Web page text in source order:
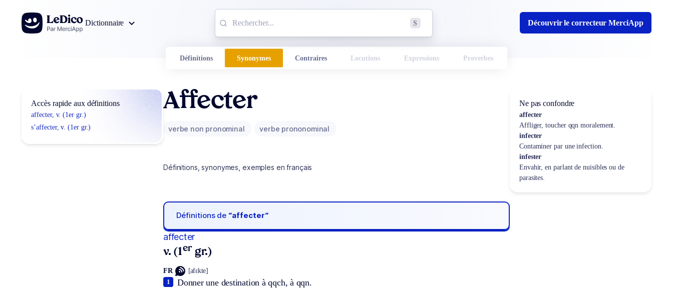
Aller au contenu
Dictionnaire
S Découvrir le correcteur MerciApp
Définitions Synonymes Contraires Locutions Expressions Proverbes
Accès rapide aux définitions
affecter, v. (1er gr.)
s’affecter, v. (1er gr.)
Affecter
verbe non pronominal verbe prononominal
Définitions, synonymes, exemples en français
Définitions de “affecter“
affecter
v. (1er gr.)
FR [afɛkte]
Donner une destination à qqch, à qqn.
1
Ne pas confondre
affecter
Affliger, toucher qqn moralement.
infecter
Contaminer par une infection.
infester
Envahir, en parlant de nuisibles ou de
parasites.